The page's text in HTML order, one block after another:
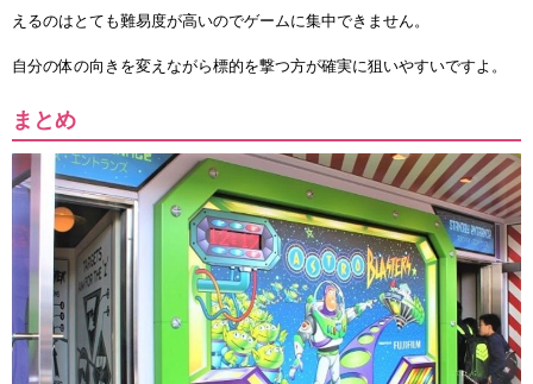
えるのはとても難易度が高いのでゲームに集中できません。
自分の体の向きを変えながら標的を撃つ方が確実に狙いやすいですよ。
まとめ